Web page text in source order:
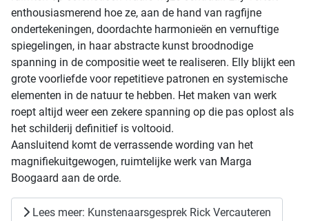
enthousiasmerend hoe ze, aan de hand van ragfijne
ondertekeningen, doordachte harmonieën en vernuftige
spiegelingen, in haar abstracte kunst broodnodige
spanning in de compositie weet te realiseren. Elly blijkt een
grote voorliefde voor repetitieve patronen en systemische
elementen in de natuur te hebben. Het maken van werk
roept altijd weer een zekere spanning op die pas oplost als
het schilderij definitief is voltooid.
Aansluitend komt de verrassende wording van het
magnifiekuitgewogen, ruimtelijke werk van Marga
Boogaard aan de orde.
Lees meer: Kunstenaarsgesprek Rick Vercauteren